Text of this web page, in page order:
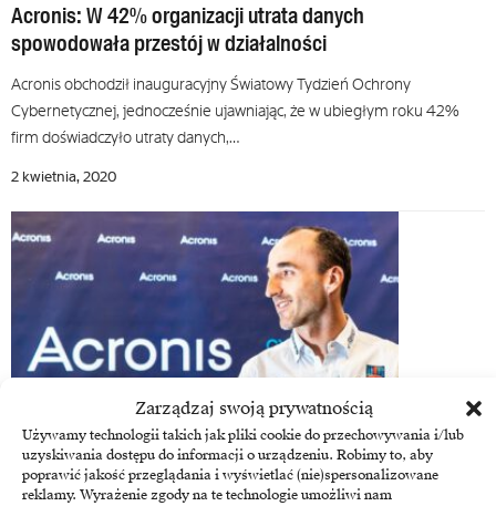
Zarządzaj swoją prywatnością
Używamy technologii takich jak pliki cookie do przechowywania i/lub
uzyskiwania dostępu do informacji o urządzeniu. Robimy to, aby
poprawić jakość przeglądania i wyświetlać (nie)spersonalizowane
reklamy. Wyrażenie zgody na te technologie umożliwi nam
Acronis: W 42% organizacji utrata danych
spowodowała przestój w działalności
Acronis obchodził inauguracyjny Światowy Tydzień Ochrony
Cybernetycznej, jednocześnie ujawniając, że w ubiegłym roku 42%
firm doświadczyło utraty danych,…
2 kwietnia, 2020
Acronis